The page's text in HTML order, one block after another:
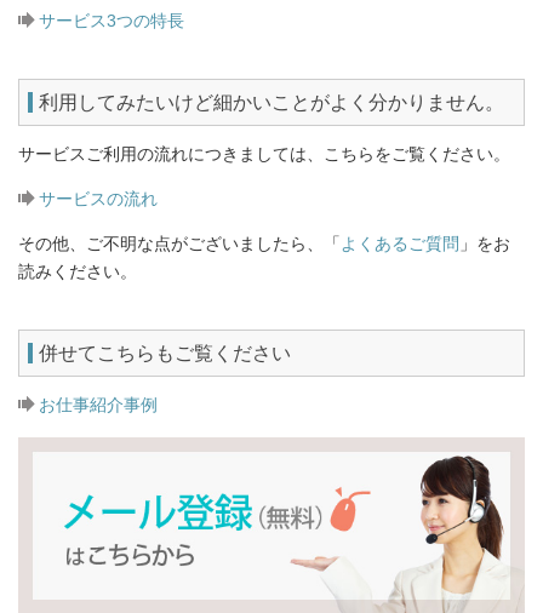
サービス3つの特長
利用してみたいけど細かいことがよく分かりません。
サービスご利用の流れにつきましては、こちらをご覧ください。
サービスの流れ
その他、ご不明な点がございましたら、「よくあるご質問 」をお
読みください。
併せてこちらもご覧ください
お仕事紹介事例